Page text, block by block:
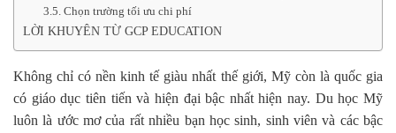
3.5. Chọn trường tối ưu chi phí
LỜI KHUYÊN TỪ GCP EDUCATION
Không chỉ có nền kinh tế giàu nhất thế giới, Mỹ còn là quốc gia
có giáo dục tiên tiến và hiện đại bậc nhất hiện nay. Du học Mỹ
luôn là ước mơ của rất nhiều bạn học sinh, sinh viên và các bậc